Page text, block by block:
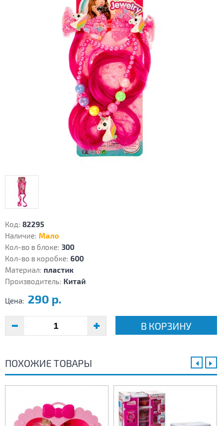
Код: 82295
Наличие: Мало
Кол-во в блоке: 300
Кол-во в коробке: 600
Материал: пластик
Производитель: Китай
Цена: 290 р.
В КОРЗИНУ
ПОХОЖИЕ ТОВАРЫ